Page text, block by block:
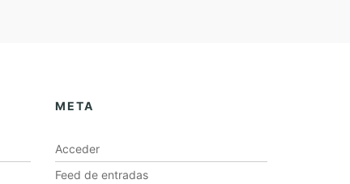
META
Acceder
Feed de entradas